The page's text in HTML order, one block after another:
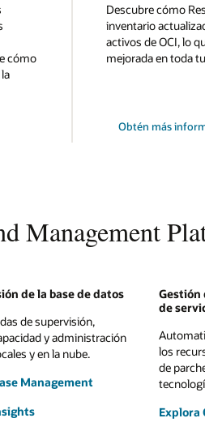
cómo
Descubre cómo
inventario
activos de OCI, lo
mejorada en toda
Obtén más
Management
de la base de datos
de supervisión,
y administración
y en la nube.
Management
de
los
de
Explora